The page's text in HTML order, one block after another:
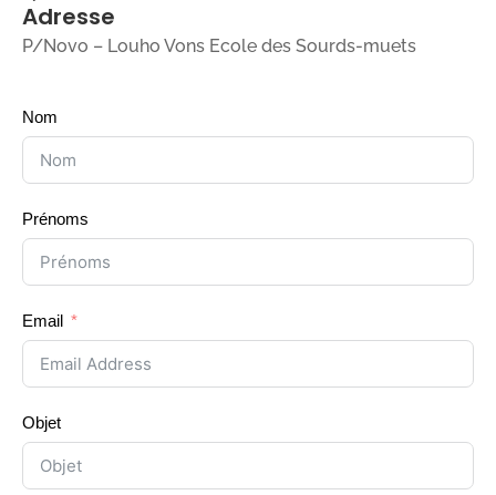
Adresse
P/Novo – Louho Vons Ecole des Sourds-muets
Nom
Prénoms
Email
Objet